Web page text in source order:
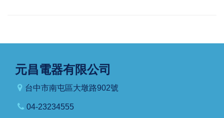
元昌電器有限公司
台中市南屯區大墩路902號
04-23234555